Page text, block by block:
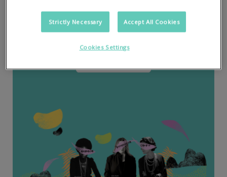
Scopri la news dedicata
LEGGI
Strictly Necessary Accept All Cookies
Cookies Settings